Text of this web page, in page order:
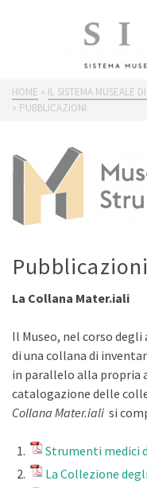
HOME » IL SISTEMA MUSEALE
» PUBBLICAZIONI
Pubblicazioni
La Collana Mater.iali
Il Museo, nel corso
di una collana di
in parallelo alla propria
catalogazione delle
Collana Mater.iali si
Strumenti medici
La Collezione